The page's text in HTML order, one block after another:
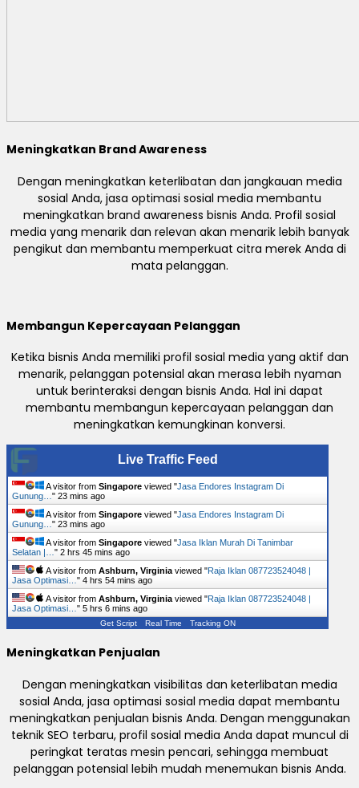
Meningkatkan Brand Awareness
Dengan meningkatkan keterlibatan dan jangkauan media
sosial Anda, jasa optimasi sosial media membantu
meningkatkan brand awareness bisnis Anda. Profil sosial
media yang menarik dan relevan akan menarik lebih banyak
pengikut dan membantu memperkuat citra merek Anda di
mata pelanggan.
Membangun Kepercayaan Pelanggan
Ketika bisnis Anda memiliki profil sosial media yang aktif dan
menarik, pelanggan potensial akan merasa lebih nyaman
untuk berinteraksi dengan bisnis Anda. Hal ini dapat
membantu membangun kepercayaan pelanggan dan
meningkatkan kemungkinan konversi.
Live Traffic Feed
A visitor from Singapore viewed "Jasa Endores Instagram Di
Gunung… " 23 mins ago
A visitor from Singapore viewed "Jasa Endores Instagram Di
Gunung… " 23 mins ago
A visitor from Singapore viewed "Jasa Iklan Murah Di Tanimbar
Selatan |… " 2 hrs 45 mins ago
A visitor from Ashburn, Virginia viewed "Raja Iklan 087723524048 |
Jasa Optimasi… " 4 hrs 54 mins ago
A visitor from Ashburn, Virginia viewed "Raja Iklan 087723524048 |
Jasa Optimasi… " 5 hrs 6 mins ago
Get Script Real Time Tracking ON
Meningkatkan Penjualan
Dengan meningkatkan visibilitas dan keterlibatan media
sosial Anda, jasa optimasi sosial media dapat membantu
meningkatkan penjualan bisnis Anda. Dengan menggunakan
teknik SEO terbaru, profil sosial media Anda dapat muncul di
peringkat teratas mesin pencari, sehingga membuat
pelanggan potensial lebih mudah menemukan bisnis Anda.